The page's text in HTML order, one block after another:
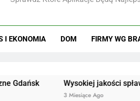
I EKONOMIA DOM FIRMY WG
Wysokiej jakości spławik
3 Miesiące Ago